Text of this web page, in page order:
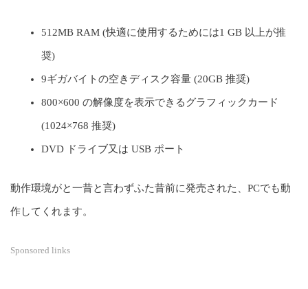
512MB RAM (快適に使用するためには1 GB 以上が推
奨)
9ギガバイトの空きディスク容量 (20GB 推奨)
800×600 の解像度を表示できるグラフィックカード
(1024×768 推奨)
DVD ドライブ又は USB ポート
動作環境がと一昔と言わずふた昔前に発売された、PCでも動
作してくれます。
Sponsored links